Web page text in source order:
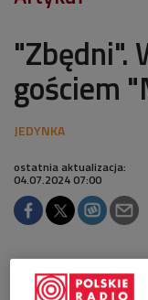
"Zbędni".
gościem
ostatnia aktualizacja:
04.07.2024 07:00
Obserwuj
Google News